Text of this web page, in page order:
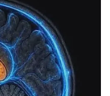
എഐ കോപൈലറ്റിൽ
40
കോടിക്കണക്കിന്
ചിന്തകളെയും
വിപ്ലവമാണ്.